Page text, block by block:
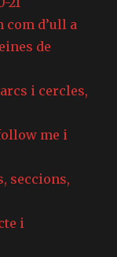
com d’ull a
de
i cercles,
me i
seccions,
i